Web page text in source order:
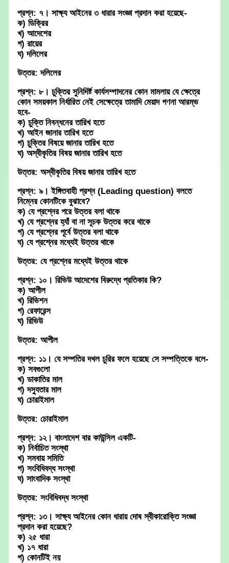
প্রশ্ন: ৭। সাক্ষ্য আইনের ৩ ধারার সংজ্ঞা প্রদান করা হয়েছে-
ক) ডিক্রির
খ) আদেশের
গ) রায়ের
ঘ) দলিলের
উত্তর: দলিলের
প্রশ্ন: ৮। চুক্তির সুনিদির্ষ্ট কার্যসম্পাদনের কোন মামলায় যে ক্ষেত্রে
কোন সময়কাল নির্ধারিত নেই সেক্ষেত্রে তামাদি মেয়াদ গণনা আরম্ভ
হবে-
ক) চুক্তি নিবন্ধনের তারিখ হতে
খ) আইন জানার তারিখ হতে
গ) চুক্তির বিষয়ে জানার তারিখ হতে
ঘ) অস্বীকৃতির বিষয় জানার তারিখ হতে
উত্তর: অস্বীকৃতির বিষয় জানার তারিখ হতে
প্রশ্ন: ৯। ইঙ্গিতবাহী প্রশ্ন (Leading question) বলতে
নিম্নের কোনটিকে বুঝাবে?
ক) যে প্রশ্নের পরে উত্তর বলা থাকে
খ) যে প্রশ্নের হ্যাঁ বা না সূচক উত্তর করে থাকে
গ) যে প্রশ্নের পূর্বে উত্তর বলা থাকে
ঘ) যে প্রশ্নের মধ্যেই উত্তর থাকে
উত্তর: যে প্রশ্নের মধ্যেই উত্তর থাকে
প্রশ্ন: ১০। রিভিউ আদেশের বিরুদ্ধে প্রতিকার কি?
ক) আপীল
খ) রিভিশন
গ) রেফারেন্স
ঘ) রিভিউ
উত্তর: আপীল
প্রশ্ন: ১১। যে সম্পতির দখল চুরির ফলে হয়েছে সে সম্পত্তিকে বলে-
ক) সবগুলো
খ) ডাকাতির মাল
গ) দস্যুতার মাল
ঘ) চোরাইমাল
উত্তর: চোরাইমাল
প্রশ্ন: ১২। বাংলাদেশ বার কাউন্সিল একটি-
ক) নির্বাচিত সংস্থা
খ) সমবায় সমিতি
গ) সংবিধিবদ্ধ সংস্থা
ঘ) সাংবাদিক সংস্থা
উত্তর: সংবিধিবদ্ধ সংস্থা
প্রশ্ন: ১৩। সাক্ষ্য আইনের কোন ধারায় দোষ স্বীকারোক্তি সংজ্ঞা
প্রদান করা হয়েছে?
ক) ২৫ ধারা
খ) ১৭ ধারা
গ) কোনটিই নয়